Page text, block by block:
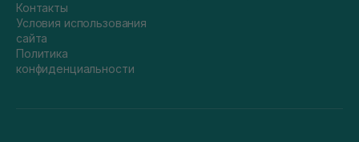
Контакты
Условия использования
сайта
Политика
конфиденциальности